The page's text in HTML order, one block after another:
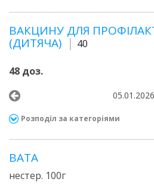
ВАКЦИНУ ДЛЯ
(ДИТЯЧА)
40
48 доз.
05.01.2026
Розподіл за категоріями
ВАТА
нестер. 100г